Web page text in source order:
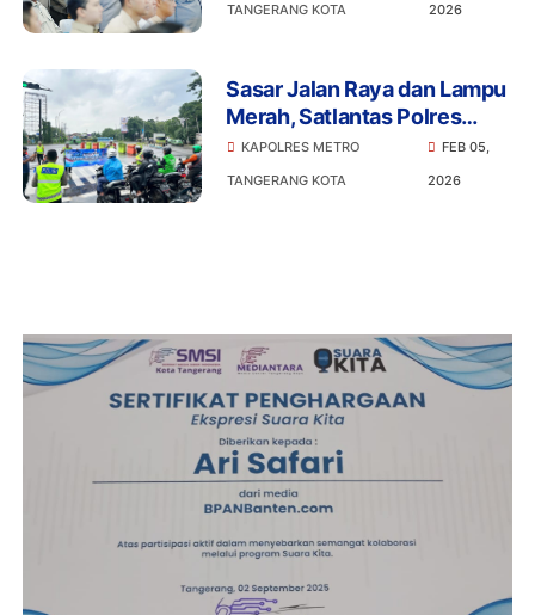
TANGERANG KOTA
2026
Sasar Jalan Raya dan Lampu
Merah, Satlantas Polres
Metro Tangerang Kota
Gencarkan Edukasi
KAPOLRES METRO
TANGERANG KOTA
FEB 05,
2026